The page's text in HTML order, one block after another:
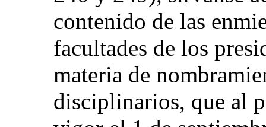
contenido de las
facultades de los
materia de
disciplinarios, que al